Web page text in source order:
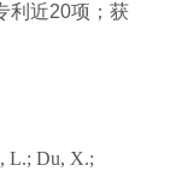
利近20项；获
L.; Du, X.;